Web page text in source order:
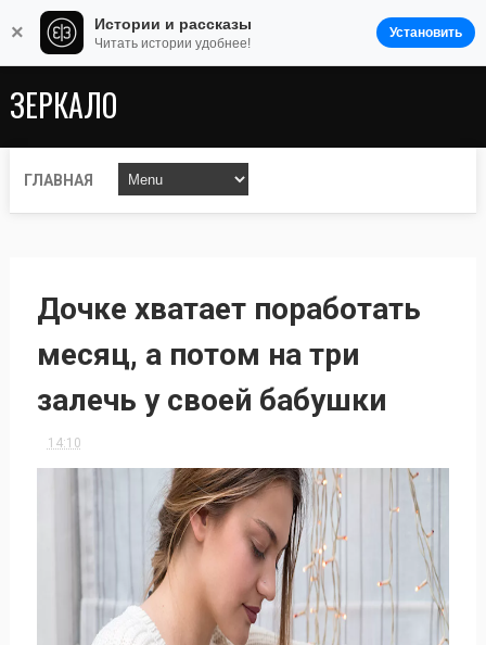
ЗЕРКАЛО
ГЛАВНАЯ
Дочке хватает поработать
месяц, а потом на три
залечь у своей бабушки
14:10
× Истории и рассказы
Читать истории удобнее!
Установить